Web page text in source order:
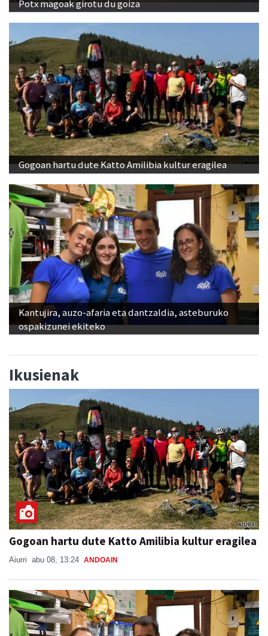
Potx magoak girotu du goiza
Gogoan hartu dute Katto Amilibia kultur eragilea
Kantujira, auzo-afaria eta dantzaldia, asteburuko
ospakizunei ekiteko
Ikusienak
Gogoan hartu dute Katto Amilibia kultur eragilea
Aiurri abu 08, 13:24 ANDOAIN